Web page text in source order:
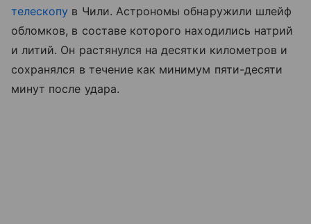
телескопу в Чили. Астрономы обнаружили шлейф
обломков, в составе которого находились натрий
и литий. Он растянулся на десятки километров и
сохранялся в течение как минимум пяти-десяти
минут после удара.